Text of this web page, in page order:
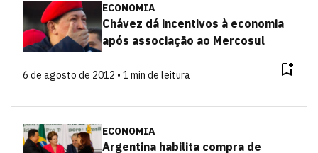
ECONOMIA
Chávez dá incentivos à economia
após associação ao Mercosul
6 de agosto de 2012 • 1 min de leitura
ECONOMIA
Argentina habilita compra de